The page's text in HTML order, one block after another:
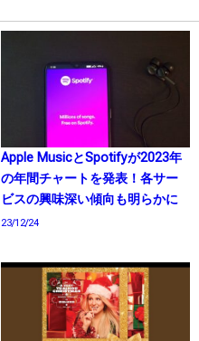
Apple MusicとSpotifyが2023年
の年間チャートを発表！各サー
ビスの興味深い傾向も明らかに
23/12/24